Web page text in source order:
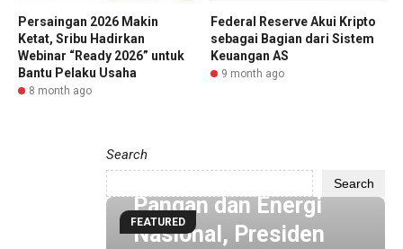
Persaingan 2026 Makin
Ketat, Sribu Hadirkan
Webinar “Ready 2026” untuk
Bantu Pelaku Usaha
8 month ago
Federal Reserve Akui Kripto
sebagai Bagian dari Sistem
Keuangan AS
9 month ago
Search
Search
FEATURED
8 minute ago
Perkuat Ketahanan
Pangan dan Energi
Nasional, Presiden